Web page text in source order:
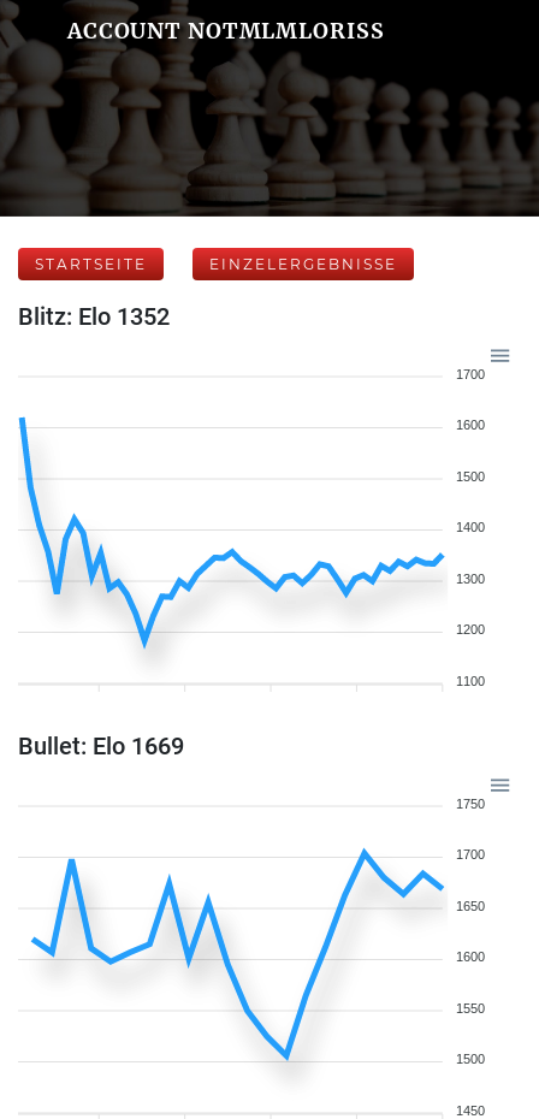
ACCOUNT NOTMLMLORISS
STARTSEITE EINZELERGEBNISSE
Blitz: Elo 1352
1700
1600
1500
1400
1300
1200
1100
Bullet: Elo 1669
1750
1700
1650
1600
1550
1500
1450